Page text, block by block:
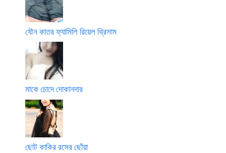
যৌন কাতর ফ্যামিলি রিয়েল থ্রিসাম
মাকে চোদে দোকানদার
ছোট কাকির রসের ছোঁয়া